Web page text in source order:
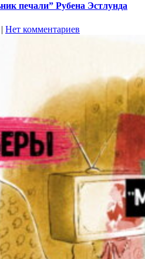
печали” Рубена Эстлунда
| Нет комментариев